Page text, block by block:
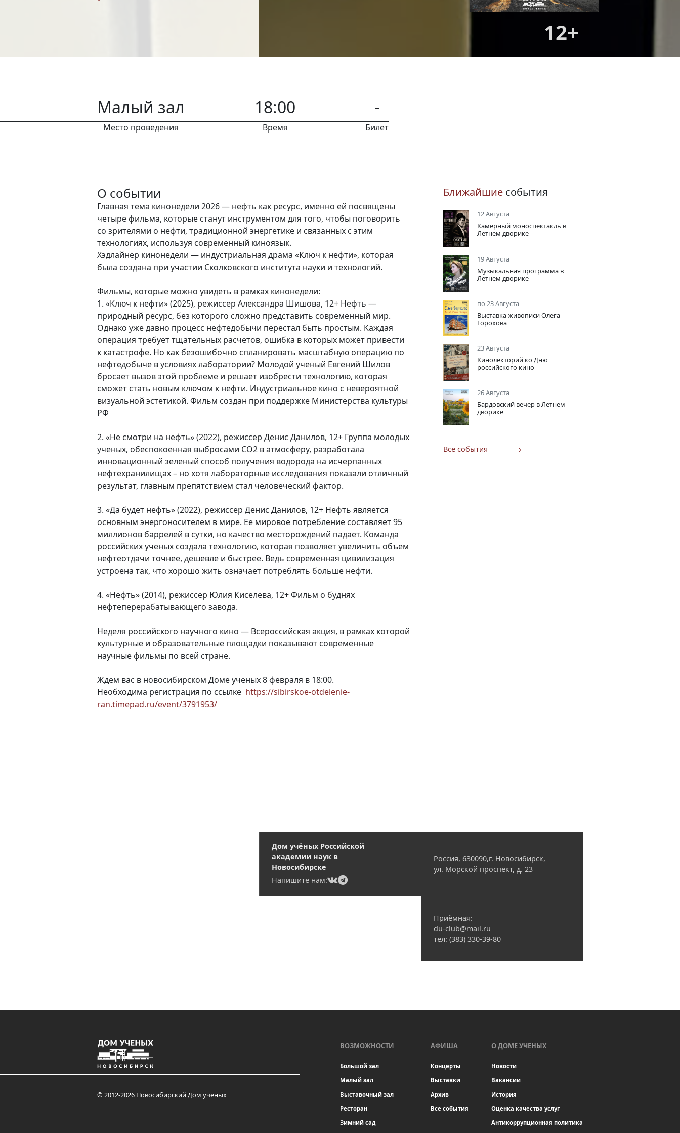
Новости
Наука
О Доме учёных
Виртуальный тур
Контакты
12+
Малый зал
Место проведения
18:00
Время
-
Билет
О событии
Главная тема кинонедели 2026 — нефть как ресурс, именно ей посвящены
четыре фильма, которые станут инструментом для того, чтобы поговорить
со зрителями о нефти, традиционной энергетике и связанных с этим
технологиях, используя современный киноязык.
Хэдлайнер кинонедели — индустриальная драма «Ключ к нефти», которая
была создана при участии Сколковского института науки и технологий.
Фильмы, которые можно увидеть в рамках кинонедели:
1. «Ключ к нефти» (2025), режиссер Александра Шишова, 12+ Нефть —
природный ресурс, без которого сложно представить современный мир.
Однако уже давно процесс нефтедобычи перестал быть простым. Каждая
операция требует тщательных расчетов, ошибка в которых может привести
к катастрофе. Но как безошибочно спланировать масштабную операцию по
нефтедобыче в условиях лаборатории? Молодой ученый Евгений Шилов
бросает вызов этой проблеме и решает изобрести технологию, которая
сможет стать новым ключом к нефти. Индустриальное кино с невероятной
визуальной эстетикой. Фильм создан при поддержке Министерства культуры
РФ
2. «Не смотри на нефть» (2022), режиссер Денис Данилов, 12+ Группа молодых
ученых, обеспокоенная выбросами CO2 в атмосферу, разработала
инновационный зеленый способ получения водорода на исчерпанных
нефтехранилищах – но хотя лабораторные исследования показали отличный
результат, главным препятствием стал человеческий фактор.
3. «Да будет нефть» (2022), режиссер Денис Данилов, 12+ Нефть является
основным энергоносителем в мире. Ее мировое потребление составляет 95
миллионов баррелей в сутки, но качество месторождений падает. Команда
российских ученых создала технологию, которая позволяет увеличить объем
нефтеотдачи точнее, дешевле и быстрее. Ведь современная цивилизация
устроена так, что хорошо жить означает потреблять больше нефти.
4. «Нефть» (2014), режиссер Юлия Киселева, 12+ Фильм о буднях
нефтеперерабатывающего завода.
Неделя российского научного кино — Всероссийская акция, в рамках которой
культурные и образовательные площадки показывают современные
научные фильмы по всей стране.
Ждем вас в новосибирском Доме ученых 8 февраля в 18:00.
Необходима регистрация по ссылке https://sibirskoe-otdelenie-
ran.timepad.ru/event/3791953/
Ближайшие события
12 Августа
Камерный моноспектакль в
Летнем дворике
19 Августа
Музыкальная программа в
Летнем дворике
по 23 Августа
Выставка живописи Олега
Горохова
23 Августа
Кинолекторий ко Дню
российского кино
26 Августа
Бардовский вечер в Летнем
дворике
Все события
Дом учёных Российской
академии наук в
Новосибирске
Напишите нам:
(current)
(current)
Россия, 630090,г. Новосибирск,
ул. Морской проспект, д. 23
Приёмная:
du-club@mail.ru
тел: (383) 330-39-80
© 2012-2026 Новосибирский Дом учёных
ВОЗМОЖНОСТИ
Большой зал
Малый зал
Выставочный зал
Ресторан
Зимний сад
АФИША
Концерты
Выставки
Архив
Все события
О ДОМЕ УЧЕНЫХ
Новости
Вакансии
История
Оценка качества услуг
Антикоррупционная политика